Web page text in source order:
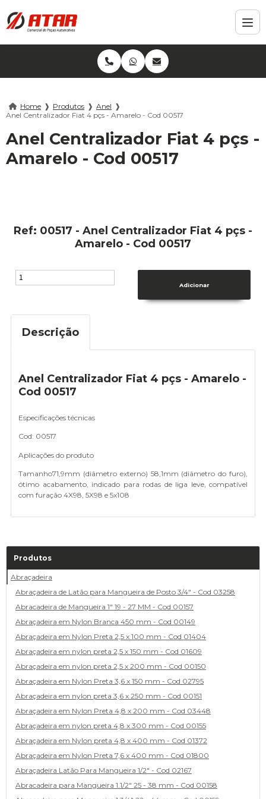
Home ❱ Produtos ❱ Anel ❱
Anel Centralizador Fiat 4 pçs - Amarelo - Cod 00517
Anel Centralizador Fiat 4 pçs -
Amarelo - Cod 00517
Ref: 00517 - Anel Centralizador Fiat 4 pçs -
Amarelo - Cod 00517
Descrição
Anel Centralizador Fiat 4 pçs - Amarelo -
Cod 00517
Especificações técnicas
Cod: 00517
Aplicações do produto
Tamanho71,9mm (diâmetro externo) 58,1mm (diâmetro do furo),
ótimo acabamento, indicado para rodas de liga leve, compatível
com furação 4X98, 5X98 e 5x108
Produtos
Abraçadeira
Abraçadeira de Latão para Mangueira de Posto 3/4" - Cod 03258
Abracadeira de Mangueira 1" 19 - 27 MM - Cod 00157
Abraçadeira em Nylon Branca 450 mm - Cod 00149
Abraçadeira em Nylon Preta 2,5 x 100 mm - Cod 01404
Abraçadeira em nylon preta 2,5 x 150 mm - Cod 01609
Abraçadeira em nylon preta 2,5 x 200 mm - Cod 00150
Abraçadeira em Nylon Preta 3,6 x 150 mm - Cod 02795
Abraçadeira em nylon preta 3,6 x 250 mm - Cod 00151
Abraçadeira em Nylon Preta 4,8 x 200 mm - Cod 03448
Abraçadeira em nylon preta 4,8 x 300 mm - Cod 00155
Abraçadeira em Nylon preta 4,8 x 400 mm - Cod 01372
Abraçadeira em Nylon Preta 7,6 x 400 mm - Cod 01800
Abraçadeira Latão Para Mangueira 1/2" - Cod 02167
Abracadeira para Mangueira 1.1/2" 25 - 38 mm - Cod 00158